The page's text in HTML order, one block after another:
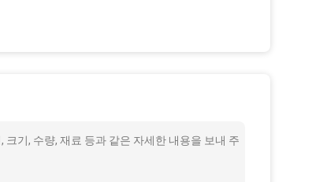
기, 수량, 재료 등과 같은 자세한 내용을 보내 주